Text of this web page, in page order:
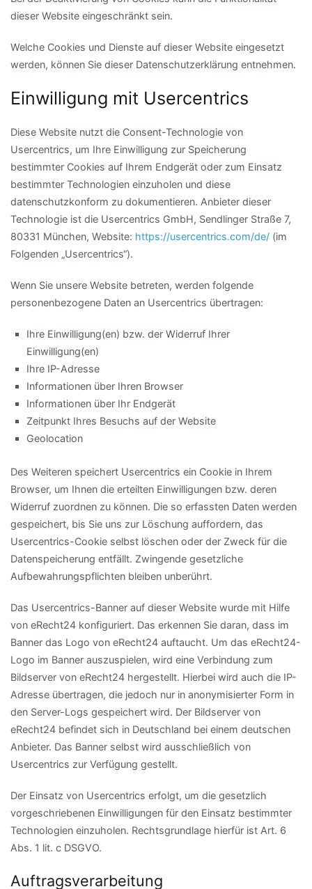
dieser Website eingeschränkt sein.
Welche Cookies und Dienste auf dieser Website eingesetzt
werden, können Sie dieser Datenschutzerklärung entnehmen.
Einwilligung mit Usercentrics
Diese Website nutzt die Consent-Technologie von
Usercentrics, um Ihre Einwilligung zur Speicherung
bestimmter Cookies auf Ihrem Endgerät oder zum Einsatz
bestimmter Technologien einzuholen und diese
datenschutzkonform zu dokumentieren. Anbieter dieser
Technologie ist die Usercentrics GmbH, Sendlinger Straße 7,
80331 München, Website: https://usercentrics.com/de/ (im
Folgenden „Usercentrics“).
Wenn Sie unsere Website betreten, werden folgende
personenbezogene Daten an Usercentrics übertragen:
Ihre Einwilligung(en) bzw. der Widerruf Ihrer
Einwilligung(en)
Ihre IP-Adresse
Informationen über Ihren Browser
Informationen über Ihr Endgerät
Zeitpunkt Ihres Besuchs auf der Website
Geolocation
Des Weiteren speichert Usercentrics ein Cookie in Ihrem
Browser, um Ihnen die erteilten Einwilligungen bzw. deren
Widerruf zuordnen zu können. Die so erfassten Daten werden
gespeichert, bis Sie uns zur Löschung auffordern, das
Usercentrics-Cookie selbst löschen oder der Zweck für die
Datenspeicherung entfällt. Zwingende gesetzliche
Aufbewahrungspflichten bleiben unberührt.
Das Usercentrics-Banner auf dieser Website wurde mit Hilfe
von eRecht24 konfiguriert. Das erkennen Sie daran, dass im
Banner das Logo von eRecht24 auftaucht. Um das eRecht24-
Logo im Banner auszuspielen, wird eine Verbindung zum
Bildserver von eRecht24 hergestellt. Hierbei wird auch die IP-
Adresse übertragen, die jedoch nur in anonymisierter Form in
den Server-Logs gespeichert wird. Der Bildserver von
eRecht24 befindet sich in Deutschland bei einem deutschen
Anbieter. Das Banner selbst wird ausschließlich von
Usercentrics zur Verfügung gestellt.
Der Einsatz von Usercentrics erfolgt, um die gesetzlich
vorgeschriebenen Einwilligungen für den Einsatz bestimmter
Technologien einzuholen. Rechtsgrundlage hierfür ist Art. 6
Abs. 1 lit. c DSGVO.
Auftragsverarbeitung